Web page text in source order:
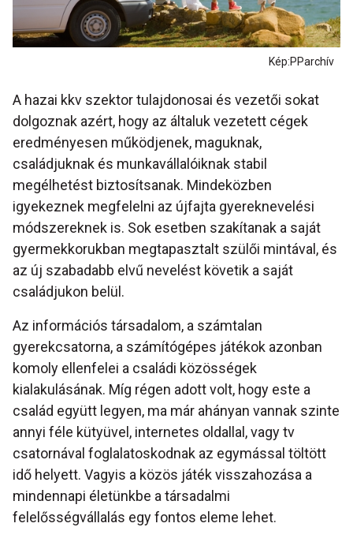
Kép:PParchív
A hazai kkv szektor tulajdonosai és vezetői sokat
dolgoznak azért, hogy az általuk vezetett cégek
eredményesen működjenek, maguknak,
családjuknak és munkavállalóiknak stabil
megélhetést biztosítsanak. Mindeközben
igyekeznek megfelelni az újfajta gyereknevelési
módszereknek is. Sok esetben szakítanak a saját
gyermekkorukban megtapasztalt szülői mintával, és
az új szabadabb elvű nevelést követik a saját
családjukon belül.
Az információs társadalom, a számtalan
gyerekcsatorna, a számítógépes játékok azonban
komoly ellenfelei a családi közösségek
kialakulásának. Míg régen adott volt, hogy este a
család együtt legyen, ma már ahányan vannak szinte
annyi féle kütyüvel, internetes oldallal, vagy tv
csatornával foglalatoskodnak az egymással töltött
idő helyett. Vagyis a közös játék visszahozása a
mindennapi életünkbe a társadalmi
felelősségvállalás egy fontos eleme lehet.